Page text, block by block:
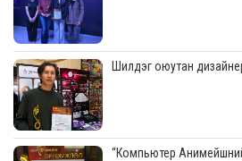
Шилдэг оюутан
“Компьютер